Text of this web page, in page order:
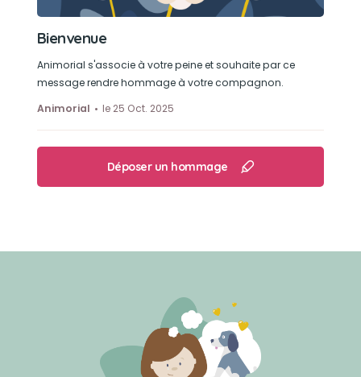
Bienvenue
Animorial s'associe à votre peine et souhaite par ce
message rendre hommage à votre compagnon.
Animorial
le 25 Oct. 2025
Déposer un hommage